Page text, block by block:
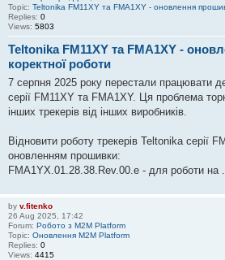
Topic: Teltonika FM11XY та FMA1XY - оновлення
Replies: 0
Views: 5803
Teltonika FM11XY та FMA1XY -
коректної роботи
7 серпня 2025 року перестали працювати
серії FM11XY та FMA1XY. Ця проблема
інших трекерів від інших виробників.
Відновити роботу трекерів Teltonika серії
оновленням прошивки:
FMA1YX.01.28.38.Rev.00.e - для роботи на ...
by v.fitenko
26 Aug 2025, 17:42
Forum: Робото з M2M Platform
Topic: Оновлення M2M Platform
Replies: 0
Views: 4415